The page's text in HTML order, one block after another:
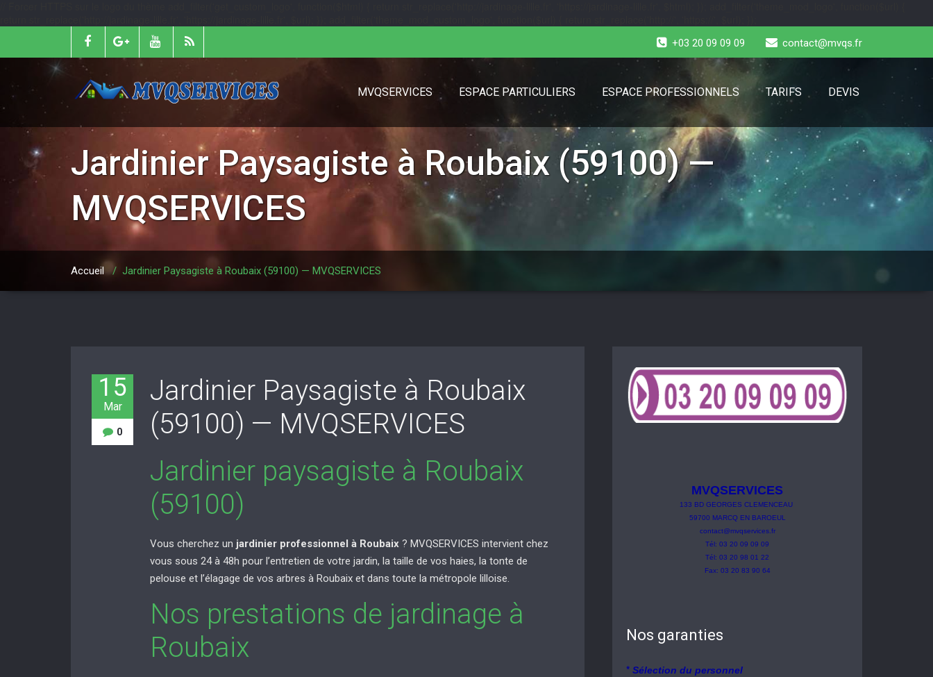
+03 20 09 09 09 contact@mvqs.fr
MVQSERVICES ESPACE PARTICULIERS ESPACE PROFESSIONNELS TARIFS DEVIS
Jardinier Paysagiste à Roubaix (59100) —
MVQSERVICES
Accueil/ Jardinier Paysagiste à Roubaix (59100) — MVQSERVICES
15
Mar
0
Jardinier Paysagiste à Roubaix
(59100) — MVQSERVICES
Jardinier paysagiste à Roubaix
(59100)
Vous cherchez un jardinier professionnel à Roubaix? MVQSERVICES intervient chez
vous sous 24 à 48h pour l’entretien de votre jardin, la taille de vos haies, la tonte de
pelouse et l’élagage de vos arbres à Roubaix et dans toute la métropole lilloise.
Nos prestations de jardinage à
Roubaix
MVQSERVICES
133 BD GEORGES CLEMENCEAU
59700 MARCQ EN BAROEUL
contact@mvqservices.fr
Tél: 03 20 09 09 09
Tél: 03 20 98 01 22
Fax: 03 20 83 90 64
Nos garanties
* Sélection du personnel